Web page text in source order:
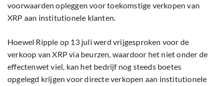
voorwaarden opleggen voor toekomstige verkopen van
XRP aan institutionele klanten.
Hoewel Ripple op 13 juli werd vrijgesproken voor de
verkoop van XRP via beurzen, waardoor het niet onder de
effectenwet viel, kan het bedrijf nog steeds boetes
opgelegd krijgen voor directe verkopen aan institutionele